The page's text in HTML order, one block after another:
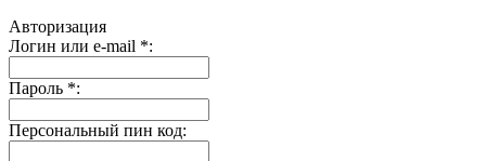
Авторизация
Логин или e-mail *:
Пароль *:
Персональный пин код: